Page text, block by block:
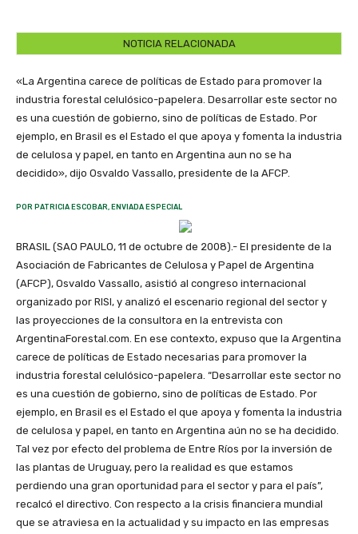
NOTICIA RELACIONADA
«La Argentina carece de políticas de Estado para promover la
industria forestal celulósico-papelera. Desarrollar este sector no
es una cuestión de gobierno, sino de políticas de Estado. Por
ejemplo, en Brasil es el Estado el que apoya y fomenta la industria
de celulosa y papel, en tanto en Argentina aun no se ha
decidido», dijo Osvaldo Vassallo, presidente de la AFCP.
POR PATRICIA ESCOBAR, ENVIADA ESPECIAL
BRASIL (SAO PAULO, 11 de octubre de 2008).- El presidente de la
Asociación de Fabricantes de Celulosa y Papel de Argentina
(AFCP), Osvaldo Vassallo, asistió al congreso internacional
organizado por RISI, y analizó el escenario regional del sector y
las proyecciones de la consultora en la entrevista con
ArgentinaForestal.com. En ese contexto, expuso que la Argentina
carece de políticas de Estado necesarias para promover la
industria forestal celulósico-papelera. “Desarrollar este sector no
es una cuestión de gobierno, sino de políticas de Estado. Por
ejemplo, en Brasil es el Estado el que apoya y fomenta la industria
de celulosa y papel, en tanto en Argentina aún no se ha decidido.
Tal vez por efecto del problema de Entre Ríos por la inversión de
las plantas de Uruguay, pero la realidad es que estamos
perdiendo una gran oportunidad para el sector y para el país”,
recalcó el directivo. Con respecto a la crisis financiera mundial
que se atraviesa en la actualidad y su impacto en las empresas